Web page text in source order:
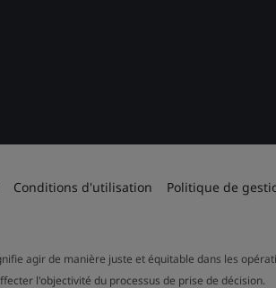
Conditions d'utilisation Politique de
agir de manière juste et équitable dans les
l'objectivité du processus de prise de décision.